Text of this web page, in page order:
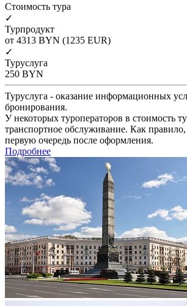
Cтоимость тура
✓
Турпродукт
от 4313 BYN (1235 EUR)
✓
Туруслуга
250 BYN
Туруслуга - оказание информационных
бронирования.
У некоторых туроператоров в стоимость
транспортное обслуживание. Как правило,
первую очередь после оформления.
Подробнее